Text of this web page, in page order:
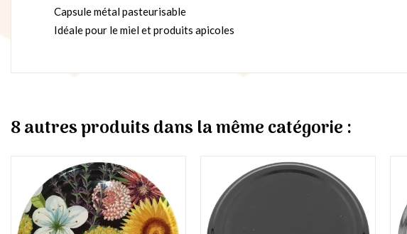
Capsule métal pasteurisable
Idéale pour le miel et produits apicoles
8 autres produits dans la même catégorie :